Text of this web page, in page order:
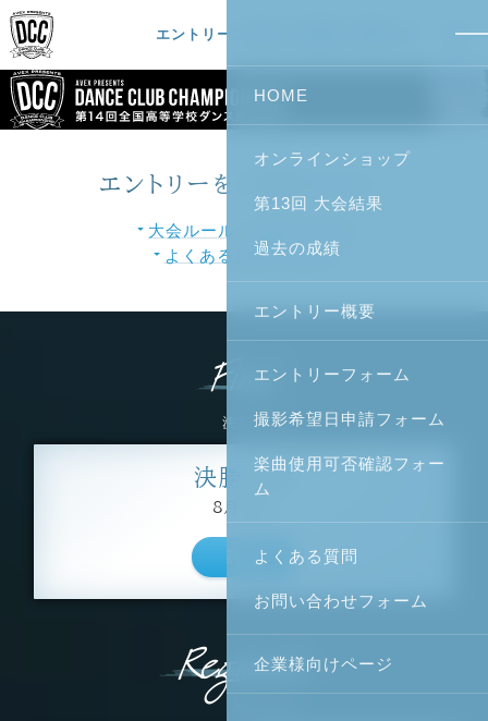
HOME
オンラインショップ
第13回 大会結果
過去の成績
エントリー概要
エントリーフォーム
撮影希望日申請フォーム
楽曲使用可否確認フォー
ム
よくある質問
お問い合わせフォーム
企業様向けページ
エントリーご検討の方
エントリーをご検討の方へ
大会ルール
よくあるお問い合わせ
Final
決勝大会
決勝大会
8月26日
詳 細
Regionals